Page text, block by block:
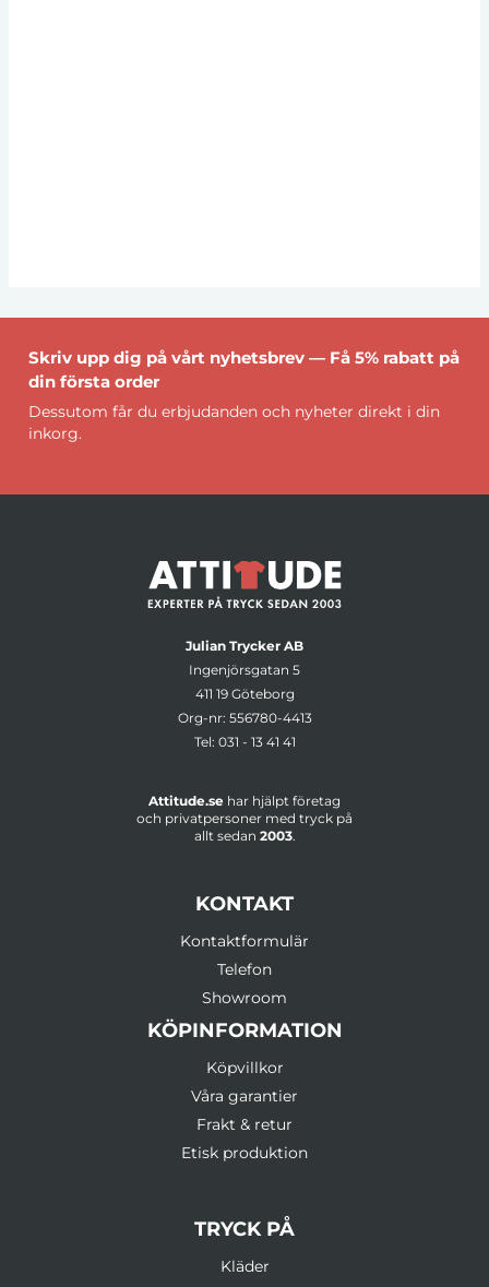
Skriv upp dig på vårt nyhetsbrev — Få 5% rabatt på
din första order
Dessutom får du erbjudanden och nyheter direkt i din
inkorg.
Julian Trycker AB
Ingenjörsgatan 5
411 19 Göteborg
Org-nr: 556780-4413
Tel: 031 - 13 41 41
Attitude.se har hjälpt företag
och privatpersoner med tryck på
allt sedan 2003.
KONTAKT
Kontaktformulär
Telefon
Showroom
KÖPINFORMATION
Köpvillkor
Våra garantier
Frakt & retur
Etisk produktion
TRYCK PÅ
Kläder